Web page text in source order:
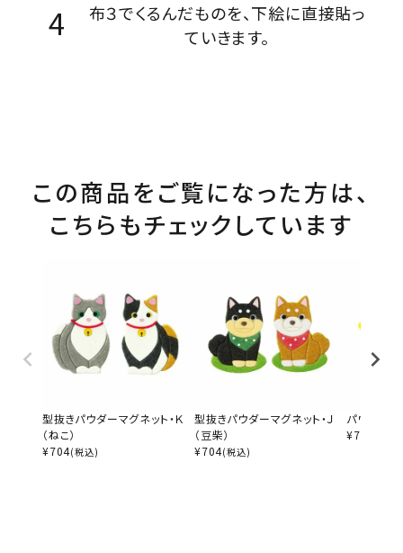
布３でくるんだものを、下絵に直接貼っ
ていきます。
この商品をご覧になった方は、
こちらもチェックしています
型抜きパウダーマグネット・Ｋ
（ねこ）
¥704(税込)
型抜きパウダーマグネット・Ｊ
（豆柴）
¥704(税込)
パウダーマ
¥770